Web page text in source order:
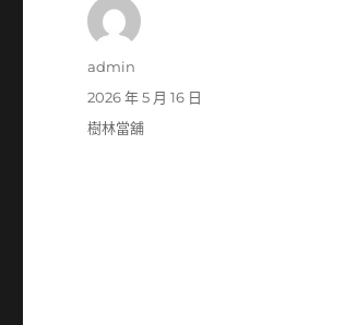
作
admin
發
佈
2026 年 5 月 16 日
分
樹林當舖